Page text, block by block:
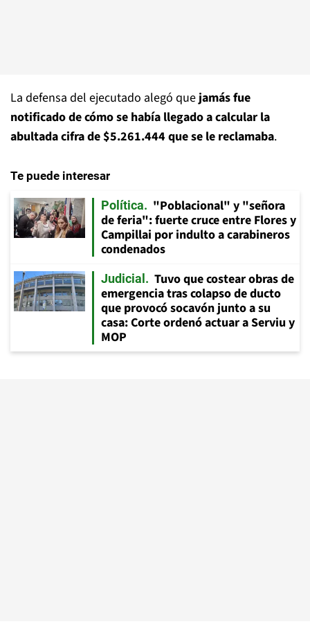
La defensa del ejecutado alegó quejamás fue
notificado de cómo se había llegado a calcular la
abultada cifra de $5.261.444 que se le reclamaba.
Te puede interesar
Política
"Poblacional" y "señora
de feria": fuerte cruce entre Flores y
Campillai por indulto a carabineros
condenados
Judicial
Tuvo que costear obras de
emergencia tras colapso de ducto
que provocó socavón junto a su
casa: Corte ordenó actuar a Serviu y
MOP